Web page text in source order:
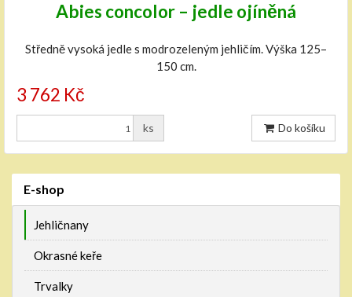
Abies concolor – jedle ojíněná
Středně vysoká jedle s modrozeleným jehličím. Výška 125–
150 cm.
3 762 Kč
ks Do košíku
E-shop
Jehličnany
Okrasné keře
Trvalky